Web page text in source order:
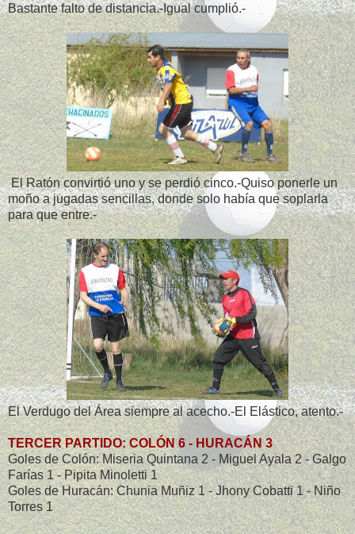
Bastante falto de distancia.-Igual cumplió.-
El Ratón convirtió uno y se perdió cinco.-Quiso ponerle un
moño a jugadas sencillas, donde solo había que soplarla
para que entre.-
El Verdugo del Área siempre al acecho.-El Elástico, atento.-
TERCER PARTIDO: COLÓN 6 - HURACÁN 3
Goles de Colón: Miseria Quintana 2 - Miguel Ayala 2 - Galgo
Farías 1 - Pipita Minoletti 1
Goles de Huracán: Chunia Muñiz 1 - Jhony Cobatti 1 - Niño
Torres 1